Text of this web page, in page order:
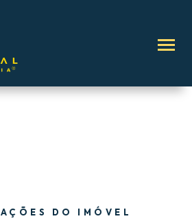
DO IMÓVEL